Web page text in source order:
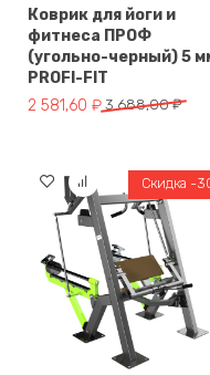
Коврик для йоги и
фитнеса ПРОФ
(угольно-черный) 5
PROFI-FIT
3 688,00₽
Первоначальная цена
2 581,60 ₽
Текущая цена: 2 581,60 ₽.
Скидка -